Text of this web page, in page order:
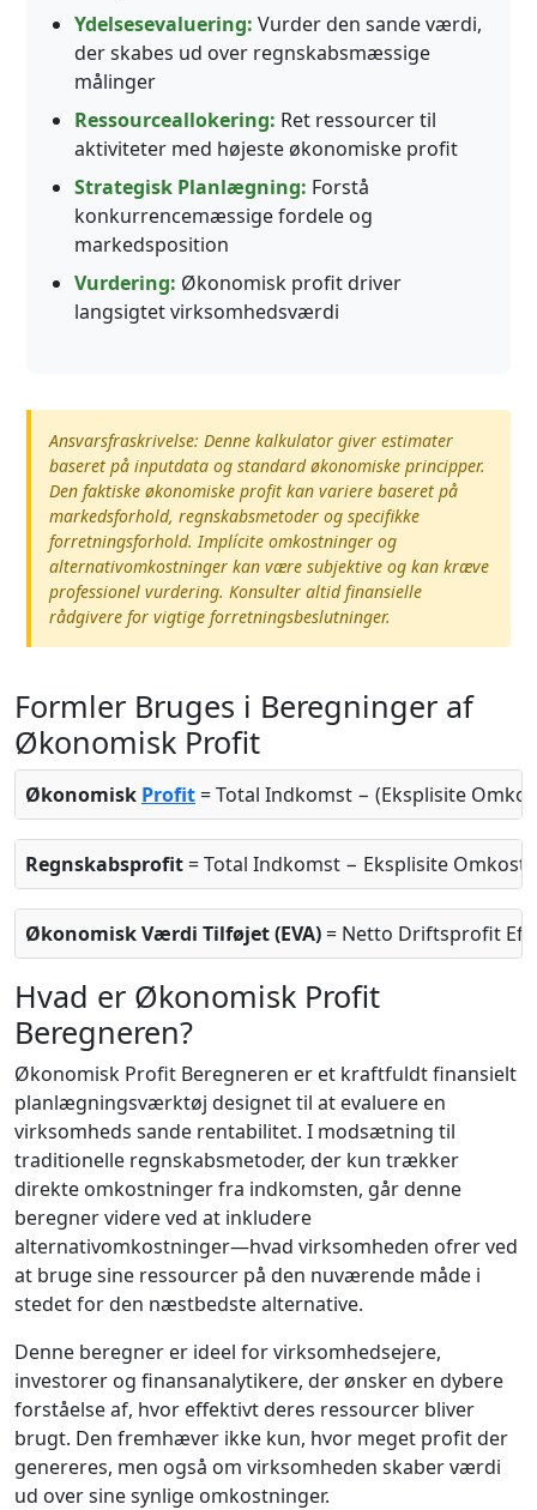
Ydelsesevaluering: Vurder den sande værdi,
der skabes ud over regnskabsmæssige
målinger
Ressourceallokering: Ret ressourcer til
aktiviteter med højeste økonomiske profit
Strategisk Planlægning: Forstå
konkurrencemæssige fordele og
markedsposition
Vurdering: Økonomisk profit driver
langsigtet virksomhedsværdi
Ansvarsfraskrivelse: Denne kalkulator giver estimater
baseret på inputdata og standard økonomiske principper.
Den faktiske økonomiske profit kan variere baseret på
markedsforhold, regnskabsmetoder og specifikke
forretningsforhold. Implícite omkostninger og
alternativomkostninger kan være subjektive og kan kræve
professionel vurdering. Konsulter altid finansielle
rådgivere for vigtige forretningsbeslutninger.
Formler Bruges i Beregninger af
Økonomisk Profit
Økonomisk Profit= Total Indkomst − (Eksplisite
Regnskabsprofit= Total Indkomst − Eksplisite
Økonomisk Værdi Tilføjet (EVA)= Netto Driftsprofit
Hvad er Økonomisk Profit
Beregneren?
Økonomisk Profit Beregneren er et kraftfuldt finansielt
planlægningsværktøj designet til at evaluere en
virksomheds sande rentabilitet. I modsætning til
traditionelle regnskabsmetoder, der kun trækker
direkte omkostninger fra indkomsten, går denne
beregner videre ved at inkludere
alternativomkostninger—hvad virksomheden ofrer ved
at bruge sine ressourcer på den nuværende måde i
stedet for den næstbedste alternative.
Denne beregner er ideel for virksomhedsejere,
investorer og finansanalytikere, der ønsker en dybere
forståelse af, hvor effektivt deres ressourcer bliver
brugt. Den fremhæver ikke kun, hvor meget profit der
genereres, men også om virksomheden skaber værdi
ud over sine synlige omkostninger.